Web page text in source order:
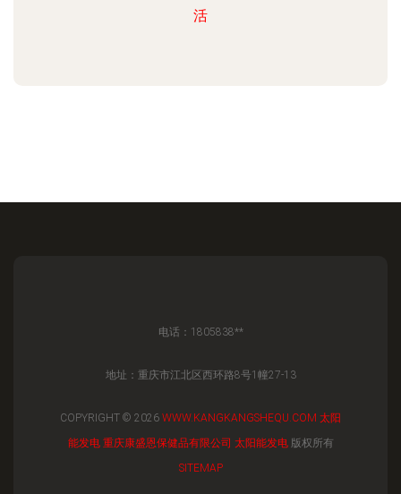
活
电话：1805838**
地址：重庆市江北区西环路8号1幢27-13
COPYRIGHT © 2026 WWW.KANGKANGSHEQU.COM 太阳
能发电 重庆康盛恩保健品有限公司 太阳能发电版权所有
SITEMAP